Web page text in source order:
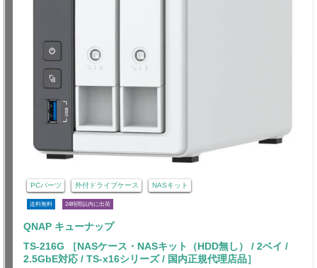
PCパーツ 外付ドライブケース NASキット
送料無料 24時間以内に出荷
QNAP キューナップ
TS-216G ［NASケース・NASキット（HDD無し） / 2ベイ /
2.5GbE対応 / TS-x16シリーズ / 国内正規代理店品］